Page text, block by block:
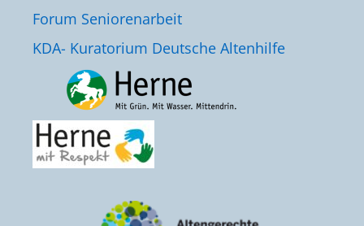
Forum Seniorenarbeit
KDA- Kuratorium Deutsche Altenhilfe